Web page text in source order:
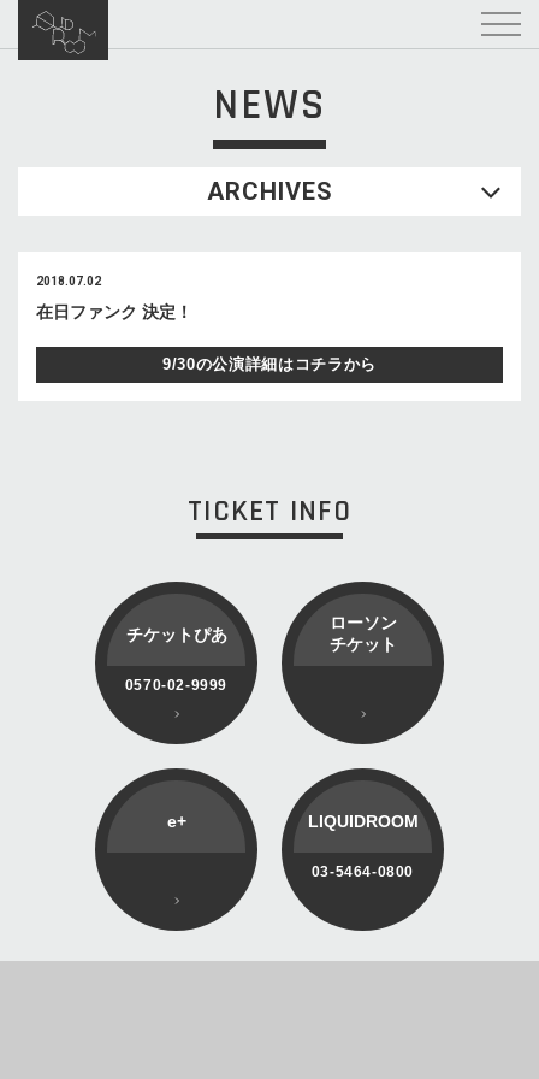
NEWS
ARCHIVES
2018.07.02
在日ファンク 決定！
9/30の公演詳細はコチラから
TICKET INFO
チケットぴあ
0570-02-9999
ローソン
チケット
e+ LIQUIDROOM
03-5464-0800